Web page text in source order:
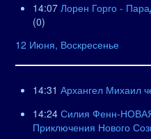
14:07 Лорен Горго -
(0)
12 Июня, Воскресенье
14:31 Архангел Михаил
14:24 Силия Фенн-
Приключения Нового